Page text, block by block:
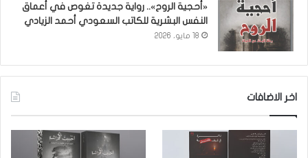
«أحجية الروح».. رواية جديدة تغوص في أعماق
النفس البشرية للكاتب السعودي أحمد الزيادي
18 مايو، 2026
اخر الاضافات